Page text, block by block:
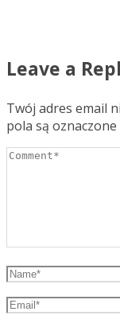
Leave a
Twój adres email
pola są oznaczone